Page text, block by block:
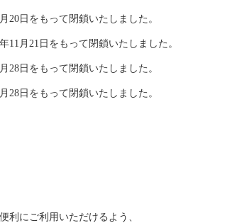
日をもって閉鎖いたしました。
月21日をもって閉鎖いたしました。
日をもって閉鎖いたしました。
日をもって閉鎖いたしました。
利にご利用いただけるよう、